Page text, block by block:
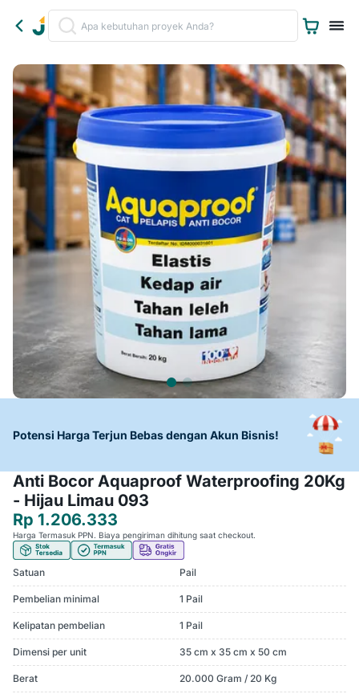
Potensi Harga Terjun Bebas dengan Akun Bisnis!
Anti Bocor Aquaproof Waterproofing 20Kg
- Hijau Limau 093
Rp 1.206.333
Harga Termasuk PPN. Biaya pengiriman dihitung saat checkout.
Satuan Pail
Pembelian minimal 1 Pail
Kelipatan pembelian 1 Pail
Dimensi per unit 35 cm x 35 cm x 50 cm
Berat 20.000 Gram / 20 Kg